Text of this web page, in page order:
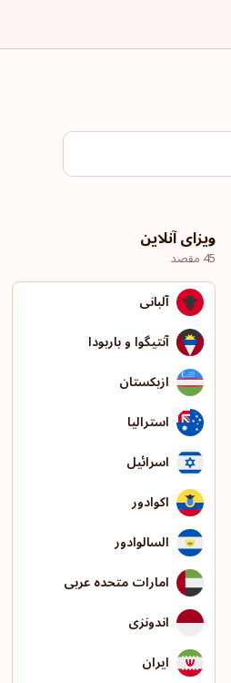
ویزای آنلاین
45 مقصد
آلبانی
آنتیگوا و باربودا
ازبکستان
استرالیا
اسرائیل
اکوادور
السالوادور
امارات متحده عربی
اندونزی
ایران